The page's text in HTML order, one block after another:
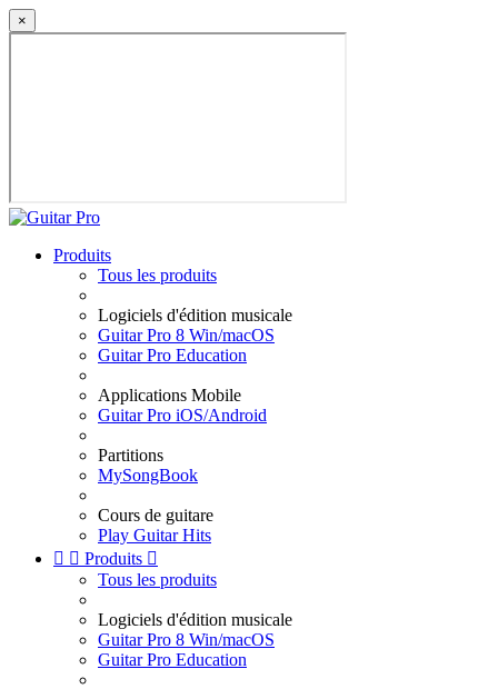
×
Produits
Tous les produits
Logiciels d'édition musicale
Guitar Pro 8 Win/macOS
Guitar Pro Education
Applications Mobile
Guitar Pro iOS/Android
Partitions
MySongBook
Cours de guitare
Play Guitar Hits
  Produits 
Tous les produits
Logiciels d'édition musicale
Guitar Pro 8 Win/macOS
Guitar Pro Education